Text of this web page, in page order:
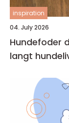
inspiration
04. July 2026
Hundefoder
langt